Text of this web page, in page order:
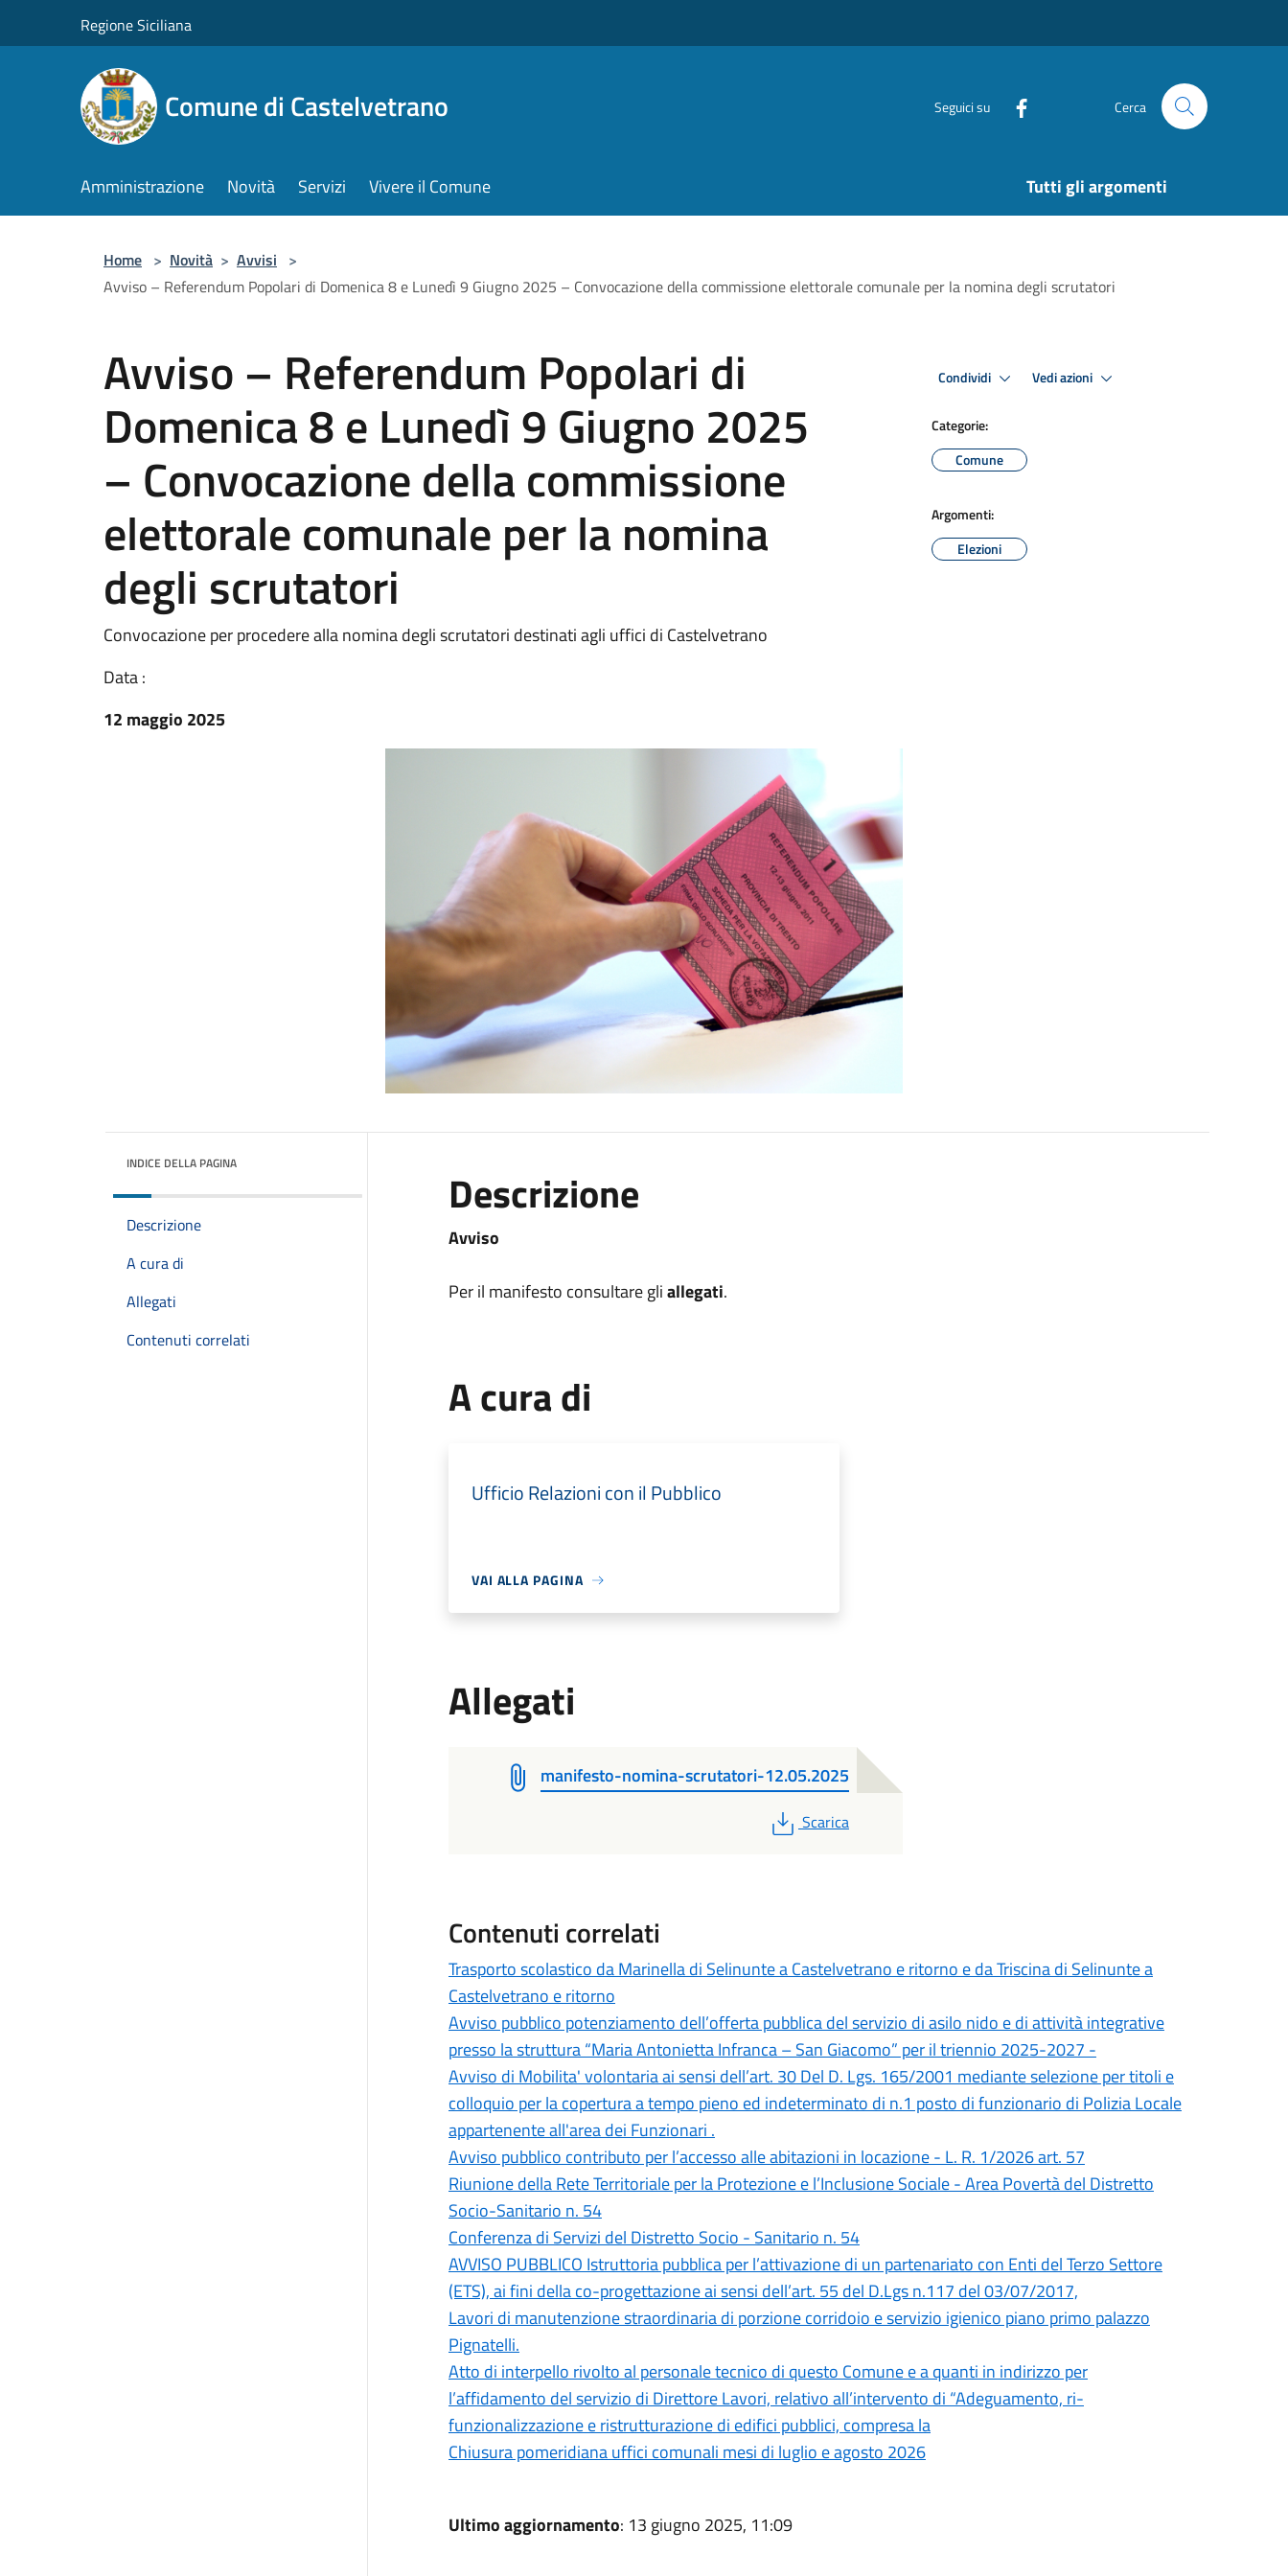
Regione Siciliana
Comune di Castelvetrano Seguici su Cerca
Amministrazione Novità Servizi Vivere il Comune Tutti gli argomenti
Home > Novità > Avvisi >
Avviso – Referendum Popolari di Domenica 8 e Lunedì 9 Giugno 2025 – Convocazione della commissione elettorale comunale per la nomina degli scrutatori
Avviso – Referendum Popolari di
Domenica 8 e Lunedì 9 Giugno 2025
– Convocazione della commissione
elettorale comunale per la nomina
degli scrutatori
Convocazione per procedere alla nomina degli scrutatori destinati agli uffici di Castelvetrano
Data :
12 maggio 2025
Condividi Vedi azioni
Categorie:
Comune
Argomenti:
Elezioni
INDICE DELLA PAGINA
Descrizione
A cura di
Allegati
Contenuti correlati
Descrizione
Avviso
Per il manifesto consultare gliallegati.
A cura di
Ufficio Relazioni con il Pubblico
VAI ALLA PAGINA
Allegati
manifesto-nomina-scrutatori-12.05.2025
PDF
Scarica
Contenuti correlati
Trasporto scolastico da Marinella di Selinunte a Castelvetrano e ritorno e da Triscina di Selinunte a
Castelvetrano e ritorno
Avviso pubblico potenziamento dell’offerta pubblica del servizio di asilo nido e di attività integrative
presso la struttura “Maria Antonietta Infranca – San Giacomo” per il triennio 2025-2027 -
Avviso di Mobilita' volontaria ai sensi dell’art. 30 Del D. Lgs. 165/2001 mediante selezione per titoli e
colloquio per la copertura a tempo pieno ed indeterminato di n.1 posto di funzionario di Polizia Locale
appartenente all'area dei Funzionari .
Avviso pubblico contributo per l’accesso alle abitazioni in locazione - L. R. 1/2026 art. 57
Riunione della Rete Territoriale per la Protezione e l’Inclusione Sociale - Area Povertà del Distretto
Socio-Sanitario n. 54
Conferenza di Servizi del Distretto Socio - Sanitario n. 54
AVVISO PUBBLICO Istruttoria pubblica per l’attivazione di un partenariato con Enti del Terzo Settore
(ETS), ai fini della co-progettazione ai sensi dell’art. 55 del D.Lgs n.117 del 03/07/2017,
Lavori di manutenzione straordinaria di porzione corridoio e servizio igienico piano primo palazzo
Pignatelli.
Atto di interpello rivolto al personale tecnico di questo Comune e a quanti in indirizzo per
l’affidamento del servizio di Direttore Lavori, relativo all’intervento di “Adeguamento, ri-
funzionalizzazione e ristrutturazione di edifici pubblici, compresa la
Chiusura pomeridiana uffici comunali mesi di luglio e agosto 2026
Ultimo aggiornamento: 13 giugno 2025, 11:09